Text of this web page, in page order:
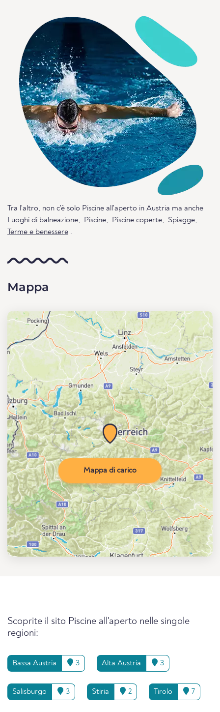
Tra l'altro, non c'è solo Piscine all'aperto in Austria ma anche
Luoghi di balneazione, Piscine, Piscine coperte, Spiagge,
Terme e benessere .
Mappa
Mappa di carico
Scoprite il sito Piscine all'aperto nelle singole
regioni:
Bassa Austria 3 Alta Austria 3
Salisburgo 3 Stiria 2 Tirolo 7